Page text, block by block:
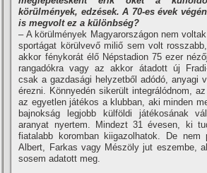
körülmények, edzések. A 70-es évek
is megvolt ez a különbség?
– A körülmények Magyarországon nem
sportágat körülvevő miliő sem volt
akkor fénykorát élő Népstadion 75 ezer
rangadókra vagy az akkor átadott új
csak a gazdasági helyzetből adódó, anyagi
érezni. Könnyedén sikerült integrálódnom,
az egyetlen játékos a klubban, aki minden
bajnokság legjobb külföldi játékosának
aranyat nyertem. Mindezt 31 évesen, ki
fiatalabb koromban kiigazolhatok. De nem
Albert, Farkas vagy Mészöly jut eszembe,
sosem adatott meg.